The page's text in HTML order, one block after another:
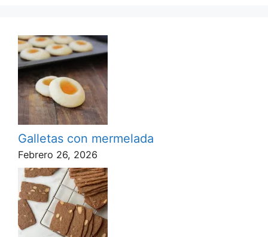
Galletas con mermelada
Febrero 26, 2026